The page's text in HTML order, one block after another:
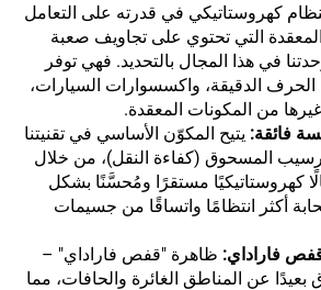
كهروستاتيكي في قدرته على التعامل
التي تحتوي على تجاويف صعبة
في هذا المجال بالتحديد. فهي توفر
الدقيقة، واكسسوارات السيارات،
من المكونات المعقدة.
فائقة: يتيح المكوّن الأساسي في تقنيتنا
لترسيب المسحوق (كفاءة النقل)، من خلال
كهروستاتيكيًا مستقرًا ومُحسَّنًا بشكل
أكثر انتظامًا واتساقًا من جسيمات
فاراداي: ظاهرة "قفص فاراداي" –
عن المناطق الغائرة والحافات، مما